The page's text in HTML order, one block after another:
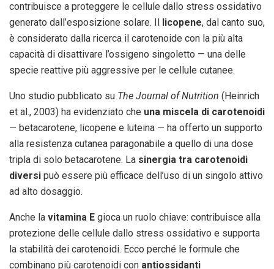
contribuisce a proteggere le cellule dallo stress ossidativo
generato dall’esposizione solare. Il licopene, dal canto suo,
è considerato dalla ricerca il carotenoide con la più alta
capacità di disattivare l’ossigeno singoletto — una delle
specie reattive più aggressive per le cellule cutanee.
Uno studio pubblicato su The Journal of Nutrition (Heinrich
et al., 2003) ha evidenziato che una miscela di carotenoidi
— betacarotene, licopene e luteina — ha offerto un supporto
alla resistenza cutanea paragonabile a quello di una dose
tripla di solo betacarotene. La sinergia tra carotenoidi
diversi può essere più efficace dell’uso di un singolo attivo
ad alto dosaggio.
Anche la vitamina E gioca un ruolo chiave: contribuisce alla
protezione delle cellule dallo stress ossidativo e supporta
la stabilità dei carotenoidi. Ecco perché le formule che
combinano più carotenoidi con antiossidanti